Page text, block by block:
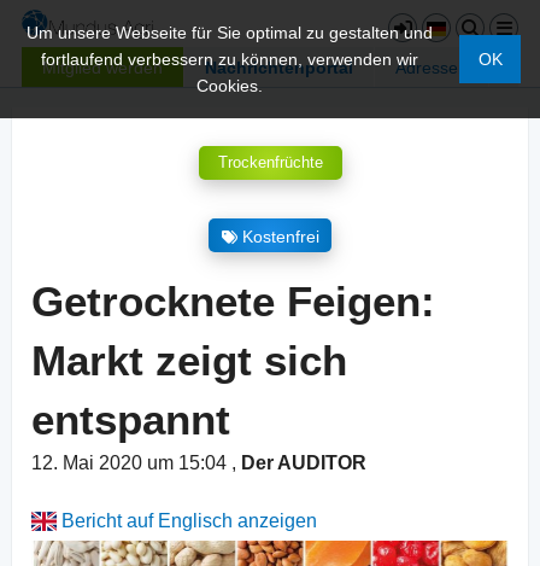
Mitglied werden Nachrichtenportal Adressen
Um unsere Webseite für Sie optimal zu gestalten und
fortlaufend verbessern zu können, verwenden wir
Cookies.
OK
Trockenfrüchte
Kostenfrei
Getrocknete Feigen:
Markt zeigt sich
entspannt
12. Mai 2020 um 15:04 , Der AUDITOR
Bericht auf Englisch anzeigen